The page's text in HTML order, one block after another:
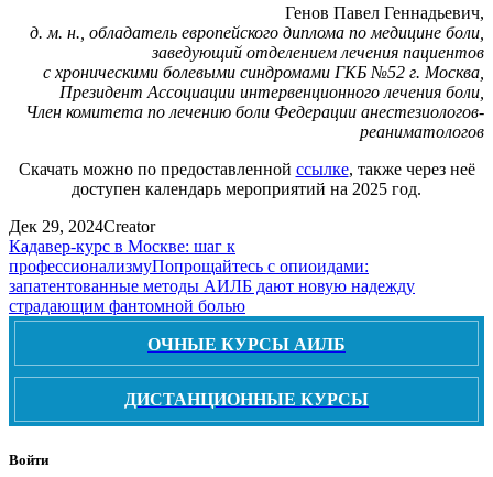
Генов Павел Геннадьевич,
д. м. н., обладатель европейского диплома по медицине боли,
заведующий отделением лечения пациентов
с хроническими болевыми синдромами ГКБ №52 г. Москва,
Президент Ассоциации интервенционного лечения боли,
Член комитета по лечению боли Федерации анестезиологов-
реаниматологов
Скачать можно по предоставленной ссылке, также через неё
доступен календарь мероприятий на 2025 год.
Дек 29, 2024Creator
Кадавер-курс в Москве: шаг к
профессионализмуПопрощайтесь с опиоидами:
запатентованные методы АИЛБ дают новую надежду
страдающим фантомной болью
ОЧНЫЕ КУРСЫ АИЛБ
ДИСТАНЦИОННЫЕ КУРСЫ
Войти